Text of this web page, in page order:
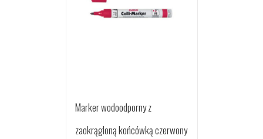
Marker wodoodporny z
zaokrągloną końcówką czerwony